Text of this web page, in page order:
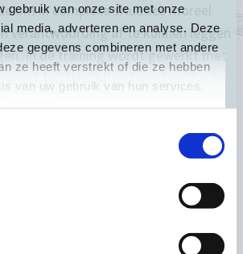
gebruik van onze site met onze
media, adverteren en analyse. Deze
gegevens combineren met andere
ze heeft verstrekt of die ze hebben
van uw gebruik van hun services.
om in complexe situaties moreel
verantwoording af te kunnen leggen
In de training wordt gewerkt met
en/of twijfelachtige kwesties die de
beraad introduceren. Op die
aan een integere organisatie.
tijdens een moreel beraad worden
van basisbeginselen,